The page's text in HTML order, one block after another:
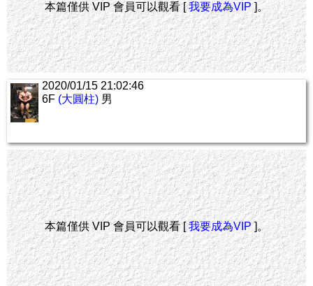
本篇僅供 VIP 會員可以觀看 [我要成為VIP]。
2020/01/15 21:02:46
6F (大圓柱) 男
本篇僅供 VIP 會員可以觀看 [我要成為VIP]。